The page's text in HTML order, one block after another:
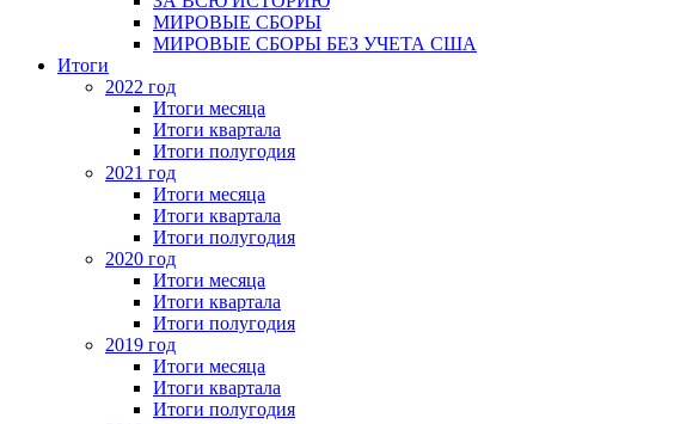
МИРОВЫЕ СБОРЫ
МИРОВЫЕ СБОРЫ БЕЗ УЧЕТА США
Итоги
2022 год
Итоги месяца
Итоги квартала
Итоги полугодия
2021 год
Итоги месяца
Итоги квартала
Итоги полугодия
2020 год
Итоги месяца
Итоги квартала
Итоги полугодия
2019 год
Итоги месяца
Итоги квартала
Итоги полугодия